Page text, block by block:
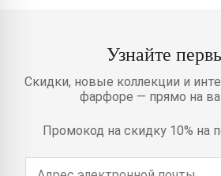
Узнайте
Скидки, новые коллекции и
фарфоре — прямо на
Промокод на скидку 10% на